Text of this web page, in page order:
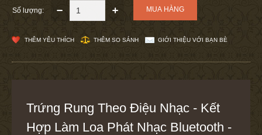
Số lượng:
THÊM YÊU THÍCH THÊM SO SÁNH GIỚI THIỆU VỚI BẠN BÈ
Trứng Rung Theo Điệu Nhạc - Kết
Hợp Làm Loa Phát Nhạc Bluetooth -